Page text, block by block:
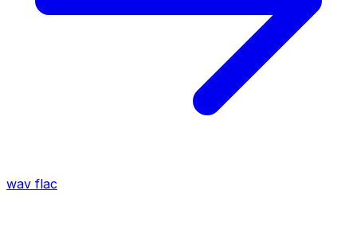
wav flac